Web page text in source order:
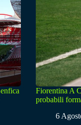
Fiorentina A
probabili
6